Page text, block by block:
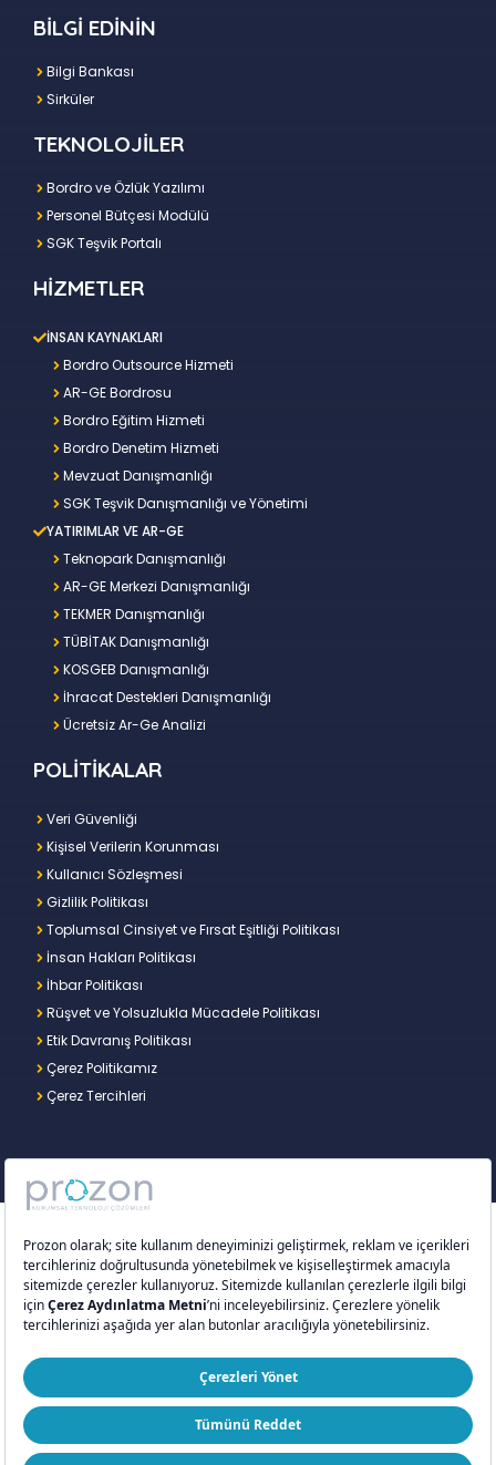
BİLGİ EDİNİN
Bilgi Bankası
Sirküler
TEKNOLOJİLER
Bordro ve Özlük Yazılımı
Personel Bütçesi Modülü
SGK Teşvik Portalı
HİZMETLER
İNSAN KAYNAKLARI
Bordro Outsource Hizmeti
AR-GE Bordrosu
Bordro Eğitim Hizmeti
Bordro Denetim Hizmeti
Mevzuat Danışmanlığı
SGK Teşvik Danışmanlığı ve Yönetimi
YATIRIMLAR VE AR-GE
Teknopark Danışmanlığı
AR-GE Merkezi Danışmanlığı
TEKMER Danışmanlığı
TÜBİTAK Danışmanlığı
KOSGEB Danışmanlığı
İhracat Destekleri Danışmanlığı
Ücretsiz Ar-Ge Analizi
POLİTİKALAR
Veri Güvenliği
Kişisel Verilerin Korunması
Kullanıcı Sözleşmesi
Gizlilik Politikası
Toplumsal Cinsiyet ve Fırsat Eşitliği Politikası
İnsan Hakları Politikası
İhbar Politikası
Rüşvet ve Yolsuzlukla Mücadele Politikası
Etik Davranış Politikası
Çerez Politikamız
Çerez Tercihleri
Copyright © 2026 – Prozon. Prozon markası ve
Prozon Kurumsal Teknoloji Çözümleri Anonim
Şirketi,Proventus Danışmanlık Limited Şirketi’nin
tescilli markası ve teknoloji şirketidir.
ISO 9001:2015 ISO/IEC 27001:2022 ISO 20000-1:2018